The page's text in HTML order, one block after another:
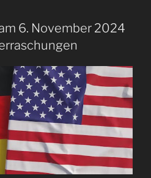
6. November 2024